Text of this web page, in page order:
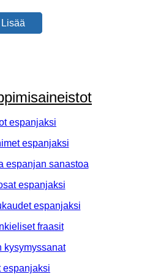
Lisää
espanjaksi
espanjaksi
espanjan sanastoa
espanjaksi
espanjaksi
fraasit
kysymyssanat
espanjaksi